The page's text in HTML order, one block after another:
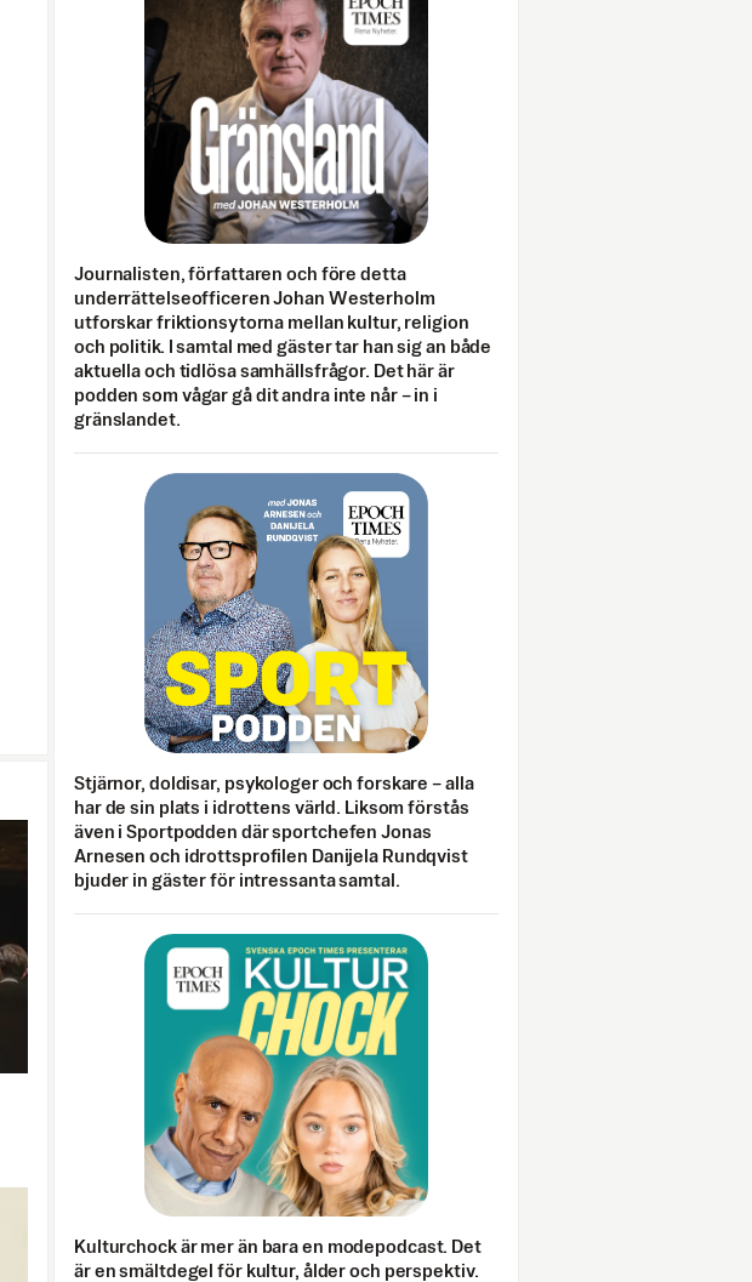
Journalisten, författaren och före detta
underrättelseofficeren Johan Westerholm
utforskar friktionsytorna mellan kultur, religion
och politik. I samtal med gäster tar han sig an både
aktuella och tidlösa samhällsfrågor. Det här är
podden som vågar gå dit andra inte når – in i
gränslandet.
Stjärnor, doldisar, psykologer och forskare – alla
har de sin plats i idrottens värld. Liksom förstås
även i Sportpodden där sportchefen Jonas
Arnesen och idrottsprofilen Danijela Rundqvist
bjuder in gäster för intressanta samtal.
Kulturchock är mer än bara en modepodcast. Det
är en smältdegel för kultur, ålder och perspektiv.